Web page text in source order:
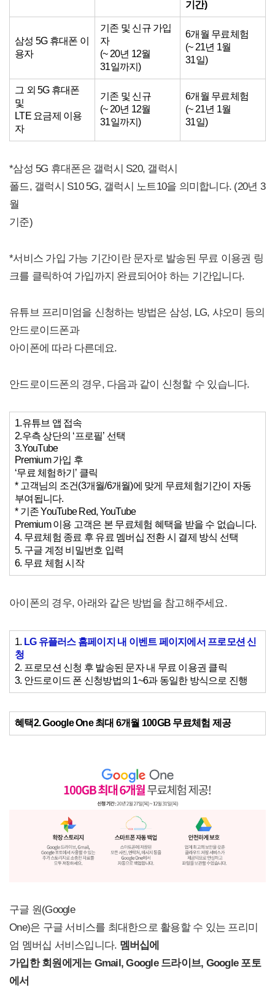
기간)
삼성 5G 휴대폰 이
용자
기존 및 신규 가입
자
(~ 20년 12월
31일까지)
6개월 무료체험
(~ 21년 1월
31일)
그 외 5G 휴대폰
및
LTE 요금제 이용
자
기존 및 신규
(~ 20년 12월
31일까지)
6개월 무료체험
(~ 21년 1월
31일)
*삼성 5G 휴대폰은 갤럭시 S20, 갤럭시
폴드, 갤럭시 S10 5G, 갤럭시 노트10을 의미합니다. (20년 3
월
기준)
*서비스 가입 가능 기간이란 문자로 발송된 무료 이용권 링
크를 클릭하여 가입까지 완료되어야 하는 기간입니다.
유튜브 프리미엄을 신청하는 방법은 삼성, LG, 샤오미 등의
안드로이드폰과
아이폰에 따라 다른데요.
안드로이드폰의 경우, 다음과 같이 신청할 수 있습니다.
1.유튜브 앱 접속
2.우측 상단의 ‘프로필’ 선택
3.YouTube
Premium 가입 후
‘무료 체험하기’ 클릭
* 고객님의 조건(3개월/6개월)에 맞게 무료체험기간이 자동
부여됩니다.
* 기존 YouTube Red, YouTube
Premium 이용 고객은 본 무료체험 혜택을 받을 수 없습니다.
4. 무료체험 종료 후 유료 멤버십 전환 시 결제 방식 선택
5. 구글 계정 비밀번호 입력
6. 무료 체험 시작
아이폰의 경우, 아래와 같은 방법을 참고해주세요.
1. LG 유플러스 홈페이지 내 이벤트 페이지에서 프로모션 신
청
2. 프로모션 신청 후 발송된 문자 내 무료 이용권 클릭
3. 안드로이드 폰 신청방법의 1~6과 동일한 방식으로 진행
혜택2. Google One 최대 6개월 100GB 무료체험 제공
구글 원(Google
One)은 구글 서비스를 최대한으로 활용할 수 있는 프리미
엄 멤버십 서비스입니다. 멤버십에
가입한 회원에게는 Gmail, Google 드라이브, Google 포토
에서